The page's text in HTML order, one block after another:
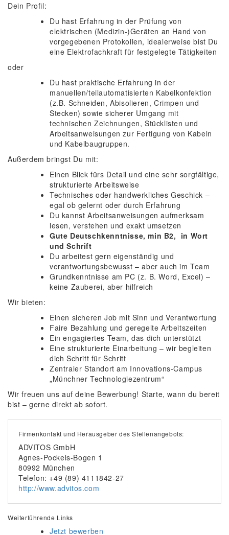
Dein Profil:
Du hast Erfahrung in der Prüfung von
elektrischen (Medizin-)Geräten an Hand von
vorgegebenen Protokollen, idealerweise bist Du
eine Elektrofachkraft für festgelegte Tätigkeiten
oder
Du hast praktische Erfahrung in der
manuellen/teilautomatisierten Kabelkonfektion
(z.B. Schneiden, Abisolieren, Crimpen und
Stecken) sowie sicherer Umgang mit
technischen Zeichnungen, Stücklisten und
Arbeitsanweisungen zur Fertigung von Kabeln
und Kabelbaugruppen.
Außerdem bringst Du mit:
Einen Blick fürs Detail und eine sehr sorgfältige,
strukturierte Arbeitsweise
Technisches oder handwerkliches Geschick –
egal ob gelernt oder durch Erfahrung
Du kannst Arbeitsanweisungen aufmerksam
lesen, verstehen und exakt umsetzen
Gute Deutschkenntnisse, min B2, in Wort
und Schrift
Du arbeitest gern eigenständig und
verantwortungsbewusst – aber auch im Team
Grundkenntnisse am PC (z. B. Word, Excel) –
keine Zauberei, aber hilfreich
Wir bieten:
Einen sicheren Job mit Sinn und Verantwortung
Faire Bezahlung und geregelte Arbeitszeiten
Ein engagiertes Team, das dich unterstützt
Eine strukturierte Einarbeitung – wir begleiten
dich Schritt für Schritt
Zentraler Standort am Innovations-Campus
„Münchner Technologiezentrum“
Wir freuen uns auf deine Bewerbung! Starte, wann du bereit
bist – gerne direkt ab sofort.
Firmenkontakt und Herausgeber des Stellenangebots:
ADVITOS GmbH
Agnes-Pockels-Bogen 1
80992 München
Telefon: +49 (89) 4111842-27
http://www.advitos.com
Weiterführende Links
Jetzt bewerben